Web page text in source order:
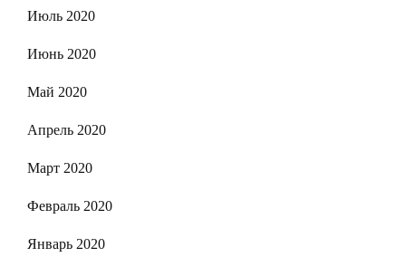
Июль 2020
Июнь 2020
Май 2020
Апрель 2020
Март 2020
Февраль 2020
Январь 2020